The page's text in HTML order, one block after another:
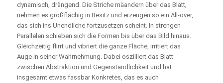
dynamisch, drängend. Die Striche mäandern über das Blatt,
nehmen es großflächig in Besitz und erzeugen so ein All-over,
das sich ins Unendliche fortzusetzen scheint. In strengen
Parallelen schieben sich die Formen bis über das Bild hinaus.
Gleichzeitig flirrt und vibriert die ganze Fläche, irritiert das
Auge in seiner Wahrnehmung. Dabei oszilliert das Blatt
zwischen Abstraktion und Gegenständlichkeit und hat
insgesamt etwas fassbar Konkretes, das es auch